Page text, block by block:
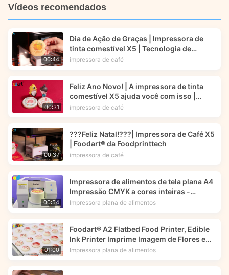
Saiba como esta solução pode simplificar fluxos de trabalho
ela consegue impressões consistentes e de alta definição
em espuma de café, como café com leite. Veja o processo
de produção inteligente em ação, desde a digitalização de
uma vasta biblioteca criativa, e descubra seu design portátil
e moderno que o torna uma ferramenta de marketing ideal
para lojas de alimentos.
Vídeos recomendados
00:44
Dia de Ação de Graças | Impressora de
tinta comestível X5 | Tecnologia de
impressão alimentar | Foodart®
impressora de café
00:31
Feliz Ano Novo! | A impressora de tinta
comestível X5 ajuda você com isso |
Foodart® da Foodprinttech
impressora de café
00:37
???Feliz Natal!???| Impressora de Café X5
| Foodart® da Foodprinttech
impressora de café
00:54
Impressora de alimentos de tela plana A4
Impressão CMYK a cores inteiras -
Foodart®
Impressora plana de alimentos
01:00
Foodart® A2 Flatbed Food Printer, Edible
Ink Printer Imprime Imagem de Flores em
Macarrões.
Impressora plana de alimentos